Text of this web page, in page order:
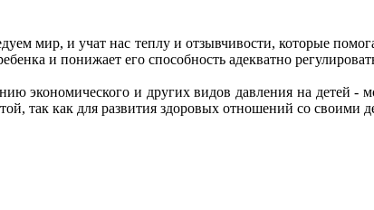
мир, и учат нас теплу и отзывчивости, которые
и понижает его способность адекватно
экономического и других видов давления на детей -
так как для развития здоровых отношений со своими